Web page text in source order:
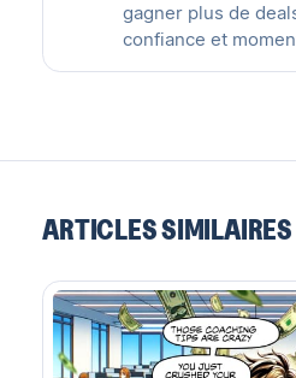
gagner plus de
confiance et
ARTICLES SIMILAIRES